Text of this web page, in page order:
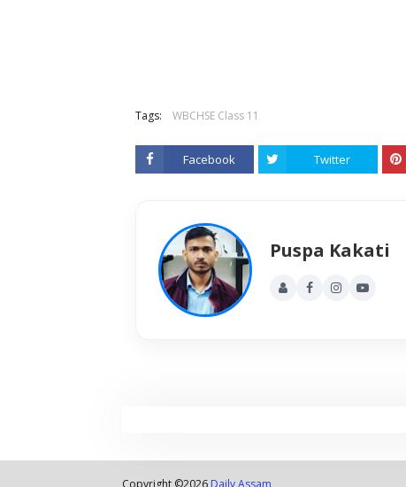
Tags: WBCHSE Class 11
Facebook Twitter
Puspa Kakati
Copyright ©2026 Daily Assam